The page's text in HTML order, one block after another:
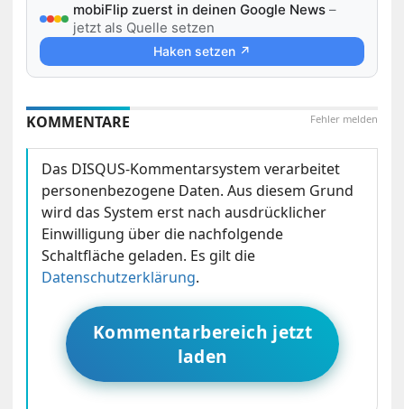
mobiFlip zuerst in deinen Google News –
jetzt als Quelle setzen
Haken setzen ↗
Fehler melden
KOMMENTARE
Das DISQUS-Kommentarsystem verarbeitet
personenbezogene Daten. Aus diesem Grund
wird das System erst nach ausdrücklicher
Einwilligung über die nachfolgende
Schaltfläche geladen. Es gilt die
Datenschutzerklärung.
Kommentarbereich jetzt
laden